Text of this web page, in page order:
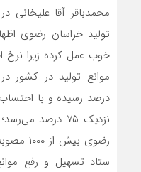
محمدباقر آقا علیخانی
تولید خراسان رضوی
خوب عمل کرده زیرا
درصد رسیده و با
نزدیک ۷۵ درصد
رضوی